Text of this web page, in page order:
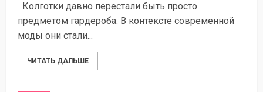
Колготки давно перестали быть просто
предметом гардероба. В контексте современной
моды они стали...
ЧИТАТЬ ДАЛЬШЕ